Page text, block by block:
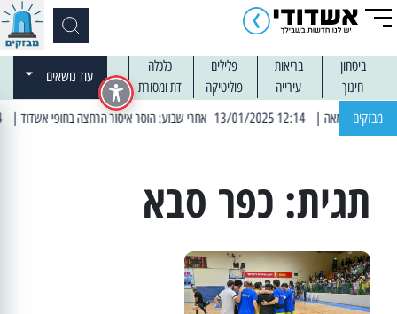
ביטחון בריאות פלילים
כלכלה
חינוך
עירייה פוליטיקה דת ומסורת
עוד נושאים
מבזקים | 12:14 13/01/2025 אחרי שבוע: הוסר איסור הרחצה בחופי אשדוד | 13:04 14/01/2025 עובדים בלילות: עבודות קרצוף וריבוד אספלט
תגית: כפר סבא